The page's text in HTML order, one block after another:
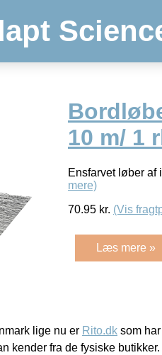
10 m/ 1
Ensfarvet løber af
mere)
70.95 kr. (Vis
Læs mere »
lige nu er Rito.dk som
kender fra de fysiske butikker.